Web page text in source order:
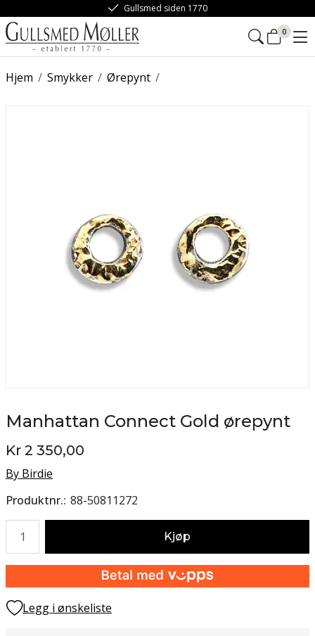
Gullsmed siden 1770
0
/
Hjem /
Smykker /
Ørepynt
Manhattan Connect Gold ørepynt
Kr 2 350,00
By Birdie
Produktnr. 88-50811272
Kjøp
Legg i ønskeliste